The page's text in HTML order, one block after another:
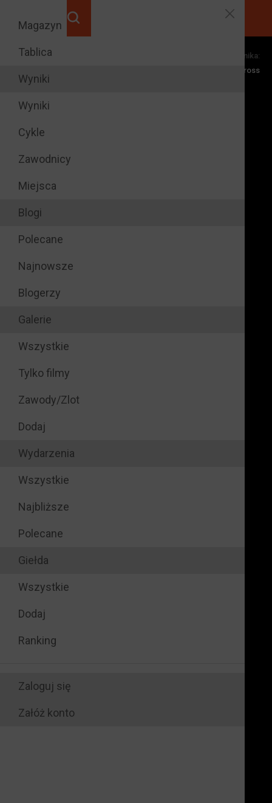
Magazyn
Tablica
Wyniki
Wyniki
Cykle
Zawodnicy
Miejsca
Blogi
Polecane
Najnowsze
Blogerzy
Galerie
Wszystkie
Tylko filmy
Zawody/Zlot
Dodaj
Wydarzenia
Wszystkie
Najbliższe
Polecane
Giełda
Wszystkie
Dodaj
Ranking
Zaloguj się
Załóż konto
Dyscypliny zawodnika:
Motocross